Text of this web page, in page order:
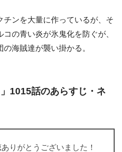
チンを大量に作っているが、そ
の青い炎が氷鬼化を防ぐが、
海賊達が襲い掛かる。
1015話のあらすじ・ネ
りがとうございました！